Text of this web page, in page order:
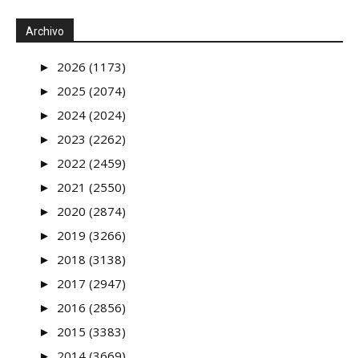
Archivo
► 2026 (1173)
► 2025 (2074)
► 2024 (2024)
► 2023 (2262)
► 2022 (2459)
► 2021 (2550)
► 2020 (2874)
► 2019 (3266)
► 2018 (3138)
► 2017 (2947)
► 2016 (2856)
► 2015 (3383)